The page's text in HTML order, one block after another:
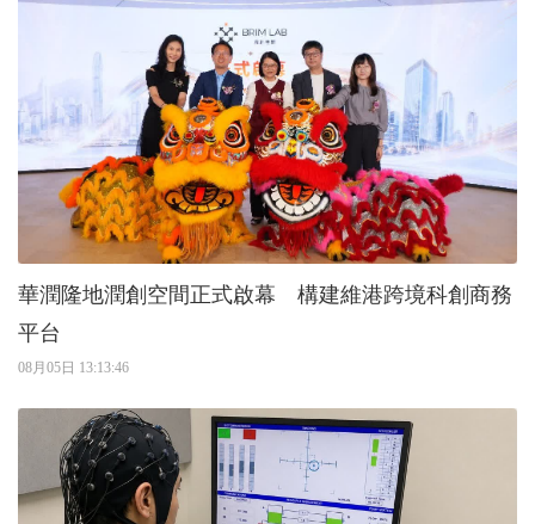
華潤隆地潤創空間正式啟幕 構建維港跨境科創商務
平台
08月05日 13:13:46